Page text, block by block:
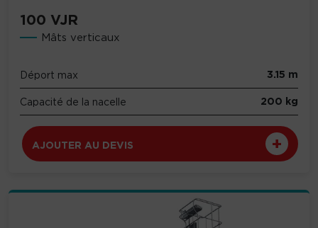
100 VJR
Mâts verticaux
Déport max 3.15 m
Capacité de la nacelle 200 kg
AJOUTER AU DEVIS